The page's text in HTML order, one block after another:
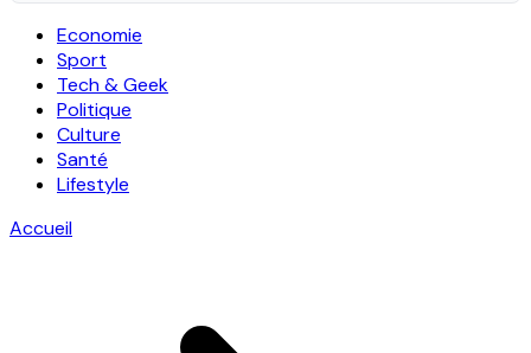
Economie
Sport
Tech & Geek
Politique
Culture
Santé
Lifestyle
Accueil